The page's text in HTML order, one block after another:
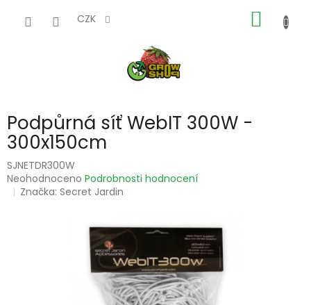
CZK
KOŠÍK
Podpůrná síť WebIT 300W -
300x150cm
SJNETDR300W
Průměrné
hodnocení
Neohodnoceno Podrobnosti hodnocení
Značka:Secret Jardin